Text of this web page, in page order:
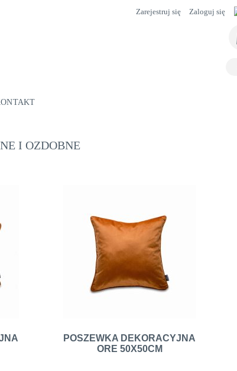
Zarejestruj się Zaloguj się
I OZDOBNE
POSZEWKA DEKORACYJNA
ORE 50X50CM